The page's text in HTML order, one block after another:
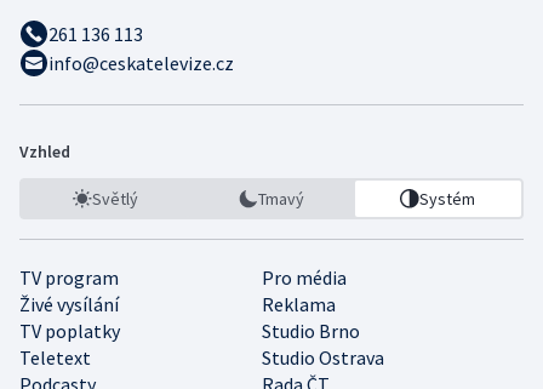
261 136 113
info@ceskatelevize.cz
Vzhled
Světlý Tmavý Systém
TV program
Pro média
Živé vysílání
Reklama
TV poplatky
Studio Brno
Teletext
Studio Ostrava
Podcasty
Rada ČT